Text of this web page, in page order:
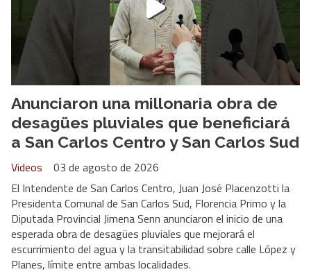
Anunciaron una millonaria obra de
desagües pluviales que beneficiará
a San Carlos Centro y San Carlos Sud
Videos
03 de agosto de 2026
El Intendente de San Carlos Centro, Juan José Placenzotti la
Presidenta Comunal de San Carlos Sud, Florencia Primo y la
Diputada Provincial Jimena Senn anunciaron el inicio de una
esperada obra de desagües pluviales que mejorará el
escurrimiento del agua y la transitabilidad sobre calle López y
Planes, límite entre ambas localidades.